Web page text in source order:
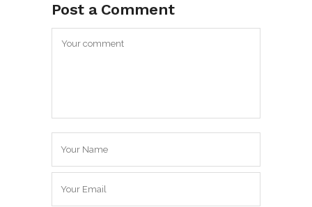
Post a Comment